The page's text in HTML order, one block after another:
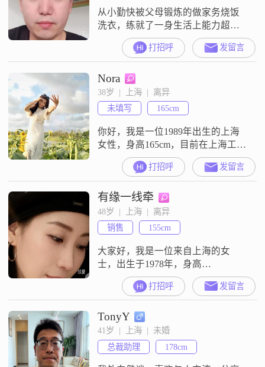
从小勤快被父母锻炼的做家务烧饭
洗衣，练就了一身生活上能力超强
的小子。玩的时候也很放的开，一
个人的时候也很奈的住无聊爱干
净，没事了就喜欢收拾收拾整理整
理，看着整洁干净心里舒服。爱美
食，喜欢烧菜喜欢研究。吃的不多
为了控制体重，瘦了还是帅气点。
喜爱小动物，遇见流浪的就会喂
养，你喜欢吗我们可以一起养一
只。有责任心上进心，无论工
打招呼 发留言
Nora
38岁  |  上海  |  离异
未填写
165cm
你好，我是一位1989年出生的上海
女性，身高165cm，目前在上海工
作，月收入在12001到20000元之
间。我拥有大专学历，平时喜欢跑
步健身，这让我保持了良好的身体
状态和精神面貌。我性格独立自
信，热爱生活，追求简单而真实的
幸福。我相信两个人在一起最重要
的是互相支持和共同分担，无论是
生活中的琐事还是人生的重大决
策，我都
打招呼 发留言
有缘一线牵
48岁  |  上海  |  离异
销售
155cm
大家好，我是一位来自上海的女
士，出生于1978年，身高
155cm##3002##我在上海这座美丽的
城市生活和工作，目前月收入在
5001到8000元之间##3002##虽然我
的学历是高中及以下，但我一直保
持着积极向上的生活态度##3002##
我性格温柔体贴，善解人意，总是
能站在别人的角度考虑问题
打招呼 发留言
TonyY
41岁  |  上海  |  未婚
总裁助理
178cm